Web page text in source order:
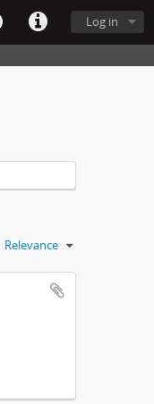
Log in
Relevance